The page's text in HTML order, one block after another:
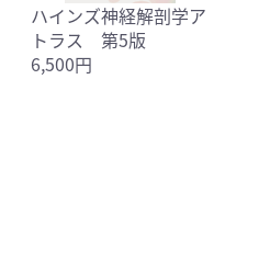
ハインズ神経解剖学ア
トラス 第5版
6,500円